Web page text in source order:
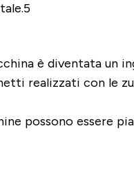
è diventata
realizzati con le
possono essere